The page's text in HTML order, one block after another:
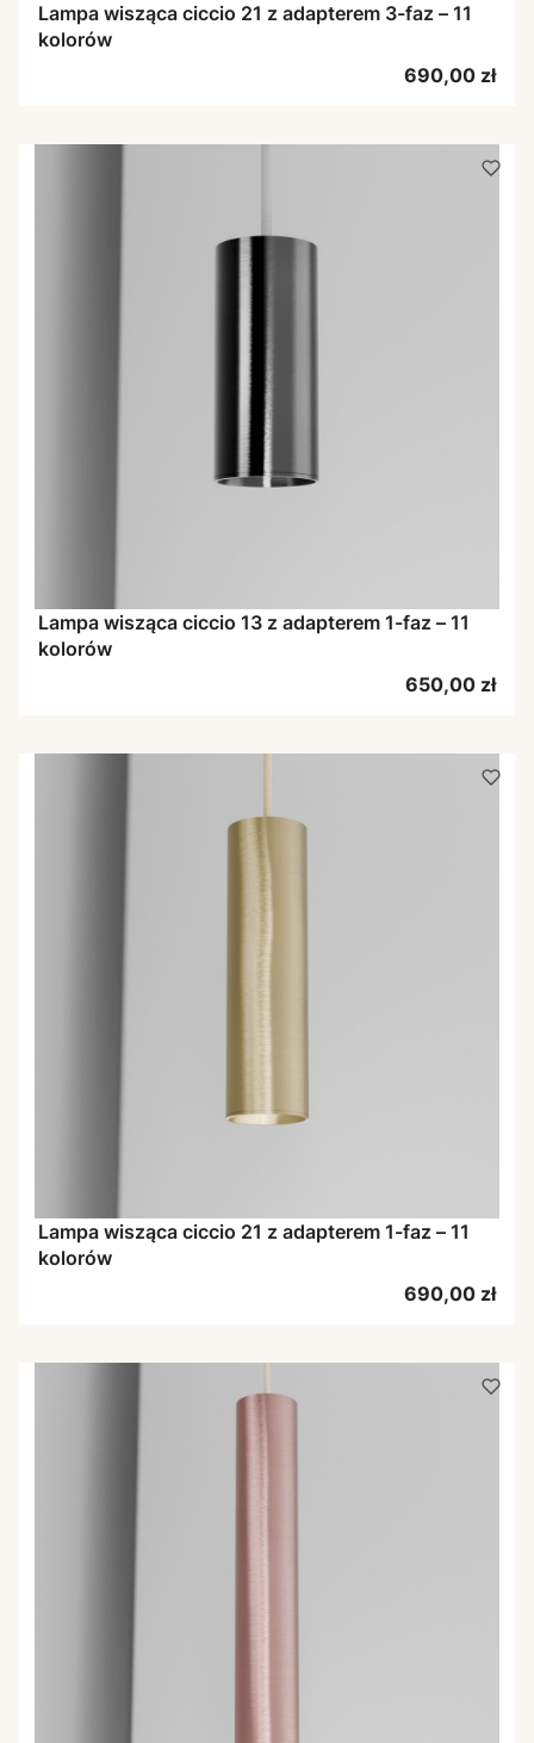
Lampa wisząca ciccio 21 z adapterem 3-faz – 11
kolorów
Cena
690,00 zł
Lampa wisząca ciccio 13 z adapterem 1-faz – 11
kolorów
Cena
650,00 zł
Lampa wisząca ciccio 21 z adapterem 1-faz – 11
kolorów
Cena
690,00 zł